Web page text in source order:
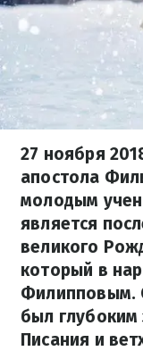
27 ноября
апостола
молодым
является
великого
который в
Филипповым.
был
Писания и